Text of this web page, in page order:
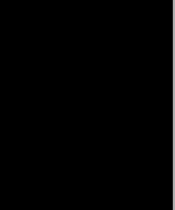
puedes
prioridad y te